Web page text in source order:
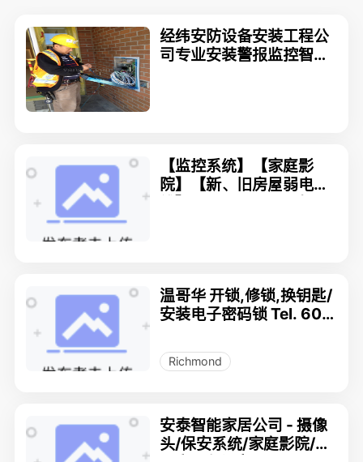
经纬安防设备安装工程公
司专业安装警报监控智能
【监控系统】【家庭影
院】【新、旧房屋弱电布
温哥华 开锁,修锁,换钥匙/
安装电子密码锁 Tel. 604
Richmond
安泰智能家居公司 - 摄像
头/保安系统/家庭影院/智